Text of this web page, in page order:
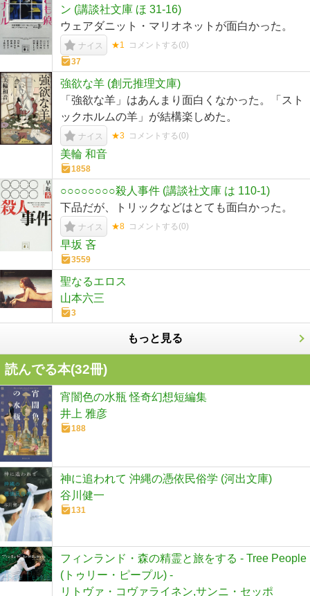
ン (講談社文庫 ほ 31-16)
ウェアダニット・マリオネットが面白かった。
ナイス ★1 コメントする(0)
37
強欲な羊 (創元推理文庫)
「強欲な羊」はあんまり面白くなかった。「スト
ックホルムの羊」が結構楽しめた。
ナイス ★3 コメントする(0)
美輪 和音
1858
○○○○○○○○殺人事件 (講談社文庫 は 110-1)
下品だが、トリックなどはとても面白かった。
ナイス ★8 コメントする(0)
早坂 吝
3559
聖なるエロス
山本六三
3
もっと見る
読んでる本(32冊)
宵闇色の水瓶 怪奇幻想短編集
井上 雅彦
188
神に追われて 沖縄の憑依民俗学 (河出文庫)
谷川健一
131
フィンランド・森の精霊と旅をする - Tree People
(トゥリー・ピープル) -
リトヴァ・コヴァライネン,サンニ・セッポ